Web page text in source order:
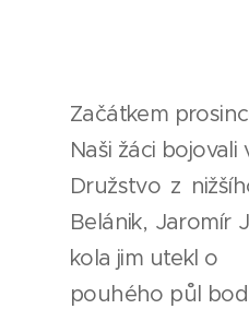
Začátkem
Naši žáci
Družstvo z
Belánik, Jaromír
kola jim utekl o
pouhého půl